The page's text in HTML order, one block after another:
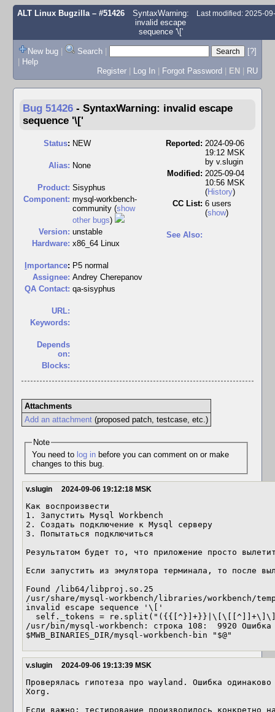
ALT Linux Bugzilla– #51426
SyntaxWarning:
invalid escape
sequence '\['
Last modified: 2025-
New bug | Search |
[?]
| Help
Register | Log In | Forgot Password | EN | RU
Bug 51426 - SyntaxWarning: invalid escape
sequence '\['
Status: NEW
Alias: None
Product: Sisyphus
Component: mysql-workbench-
community (show
other bugs)
Version: unstable
Hardware: x86_64 Linux
mportance: P5 normal
Assignee: Andrey Cherepanov
QA Contact: qa-sisyphus
URL:
Keywords:
Depends
on:
Blocks:
Reported: 2024-09-06
19:12 MSK
by v.slugin
Modified: 2025-09-04
10:56 MSK
(History)
CC List: 6 users
(show)
See Also:
Attachments
Add an attachment(proposed patch, testcase, etc.)
Note
You need to log inbefore you can comment on or make
changes to this bug.
v.slugin 2024-09-06 19:12:18 MSK
Как воспроизвести
1. Запустить Mysql Workbench
2. Создать подключение к Mysql серверу
3. Попытаться подключиться
Результатом будет то, что приложение просто
Если запустить из эмулятора терминала, то после
Found /lib64/libproj.so.25
/usr/share/mysql-workbench/libraries/workbench/
invalid escape sequence '\['
/usr/bin/mysql-workbench: строка 108:  9920 Ошибка
$MWB_BINARIES_DIR/mysql-workbench-bin "$@"
v.slugin 2024-09-06 19:13:39 MSK
Проверялась гипотеза про wayland. Ошибка
Xorg.
Если важно: тестирование производилось конкретно на